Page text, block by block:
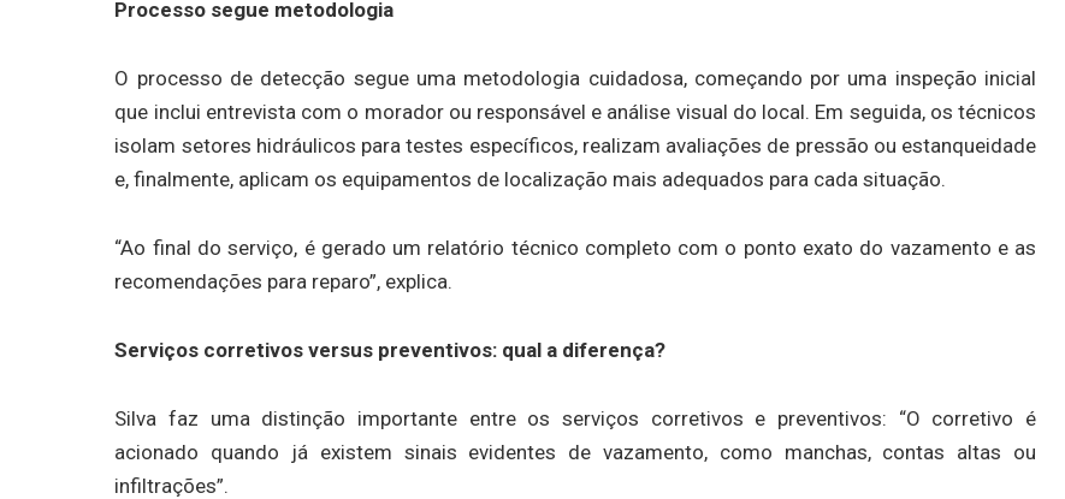
Processo segue metodologia
O processo de detecção segue uma metodologia cuidadosa, começando por uma inspeção inicial
que inclui entrevista com o morador ou responsável e análise visual do local. Em seguida, os técnicos
isolam setores hidráulicos para testes específicos, realizam avaliações de pressão ou estanqueidade
e, finalmente, aplicam os equipamentos de localização mais adequados para cada situação.
“Ao final do serviço, é gerado um relatório técnico completo com o ponto exato do vazamento e as
recomendações para reparo”, explica.
Serviços corretivos versus preventivos: qual a diferença?
Silva faz uma distinção importante entre os serviços corretivos e preventivos: “O corretivo é
acionado quando já existem sinais evidentes de vazamento, como manchas, contas altas ou
infiltrações”.